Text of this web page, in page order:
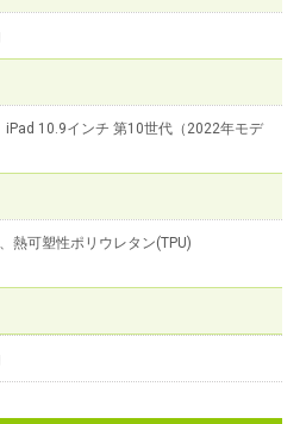
10.9インチ 第10世代（2022年モデ
熱可塑性ポリウレタン(TPU)